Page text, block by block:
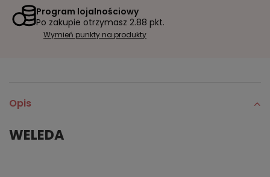
Program lojalnościowy
Po zakupie otrzymasz 2.88 pkt.
Wymień punkty na produkty
Opis
WELEDA